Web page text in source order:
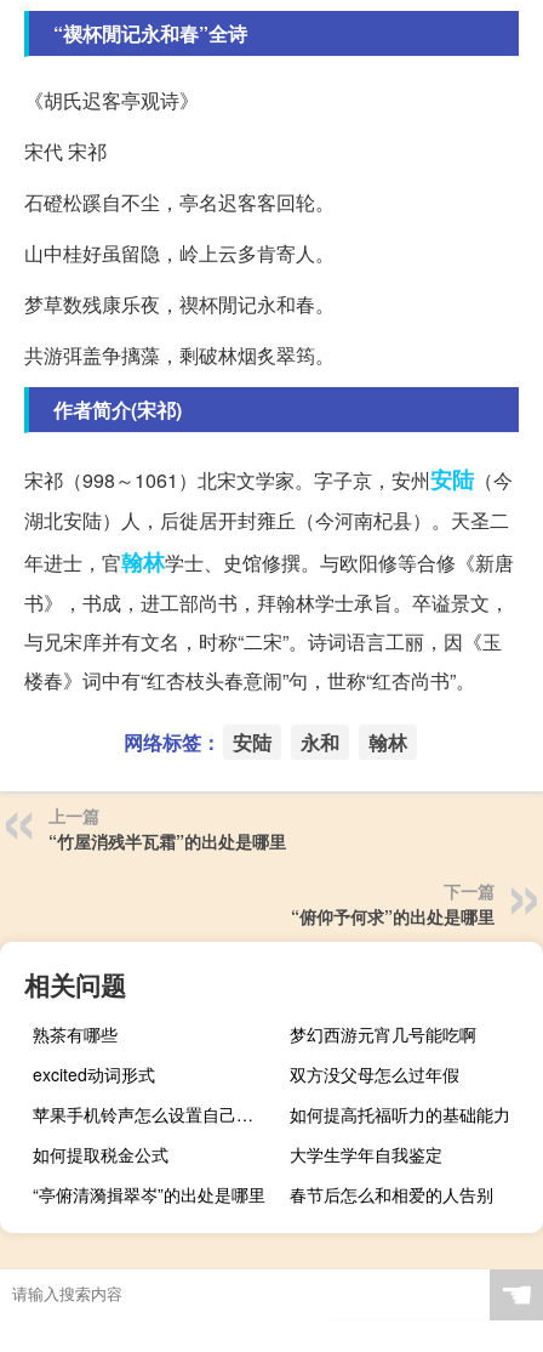
“禊杯閒记永和春”全诗
《胡氏迟客亭观诗》
宋代 宋祁
石磴松蹊自不尘，亭名迟客客回轮。
山中桂好虽留隐，岭上云多肯寄人。
梦草数残康乐夜，禊杯閒记永和春。
共游弭盖争摛藻，剩破林烟炙翠筠。
作者简介(宋祁)
宋祁（998～1061）北宋文学家。字子京，安州安陆（今
湖北安陆）人，后徙居开封雍丘（今河南杞县）。天圣二
年进士，官翰林学士、史馆修撰。与欧阳修等合修《新唐
书》，书成，进工部尚书，拜翰林学士承旨。卒谥景文，
与兄宋庠并有文名，时称“二宋”。诗词语言工丽，因《玉
楼春》词中有“红杏枝头春意闹”句，世称“红杏尚书”。
网络标签： 安陆 永和 翰林
上一篇
“竹屋消残半瓦霜”的出处是哪里
下一篇
“俯仰予何求”的出处是哪里
相关问题
熟茶有哪些
梦幻西游元宵几号能吃啊
excited动词形式
双方没父母怎么过年假
苹果手机铃声怎么设置自己的歌（苹果手机铃音）
如何提高托福听力的基础能力
如何提取税金公式
大学生学年自我鉴定
“亭俯清漪揖翠岑”的出处是哪里
春节后怎么和相爱的人告别
☚